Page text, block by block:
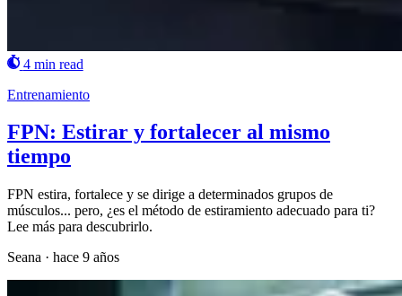
4 min read
Entrenamiento
FPN: Estirar y fortalecer al mismo
tiempo
FPN estira, fortalece y se dirige a determinados grupos de
músculos... pero, ¿es el método de estiramiento adecuado para ti?
Lee más para descubrirlo.
Seana · hace 9 años